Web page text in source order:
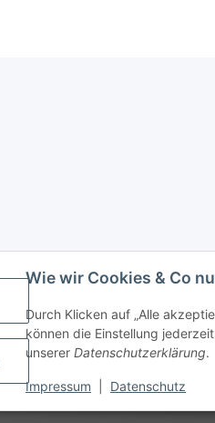
Wie wir Cookies & Co
Durch Klicken auf „Alle
können die Einstellung
unserer Datenschutzerklärung.
Impressum Datenschutz